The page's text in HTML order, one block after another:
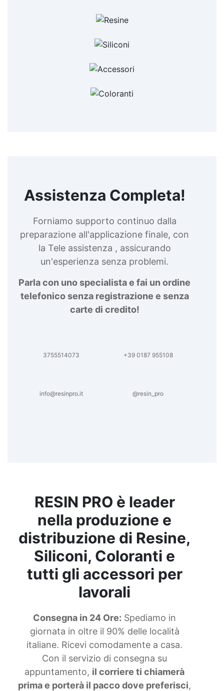
Assistenza Completa!
Forniamo supporto continuo dalla
preparazione all'applicazione finale, con
la Tele assistenza , assicurando
un'esperienza senza problemi.
Parla con uno specialista e fai un ordine
telefonico senza registrazione e senza
carte di credito!
3755514073 +39 0187 955108
info@resinpro.it @resin_pro
RESIN PRO è leader
nella produzione e
distribuzione di Resine,
Siliconi, Coloranti e
tutti gli accessori per
lavorali
Consegna in 24 Ore: Spediamo in
giornata in oltre il 90% delle località
italiane. Ricevi comodamente a casa.
Con il servizio di consegna su
appuntamento, il corriere ti chiamerà
prima e porterà il pacco dove preferisci,